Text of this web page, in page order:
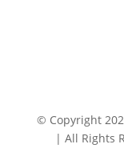
© Copyright
| All Rights